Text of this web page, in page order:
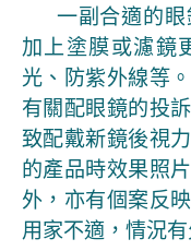
一副合適的
加上塗膜或濾鏡
光、防紫外線等
有關配眼鏡的投
致配戴新鏡後視
的產品時效果照
外，亦有個案反
用家不適，情況有